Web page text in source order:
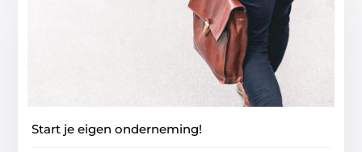
Start je eigen onderneming!